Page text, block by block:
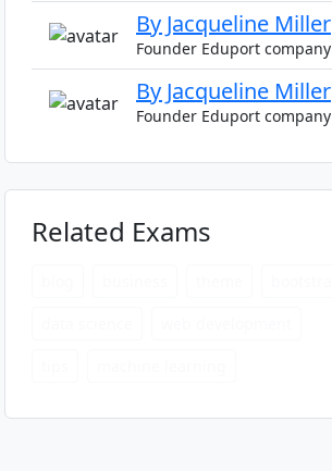
By Jacqueline Miller
Founder Eduport company
By Jacqueline Miller
Founder Eduport company
Related Exams